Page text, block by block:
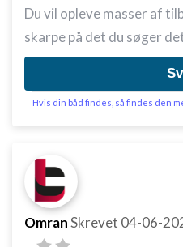
Du vil opleve masser af
skarpe på det du søger
Hvis din båd findes, så findes den
OmranSkrevet 04-06-